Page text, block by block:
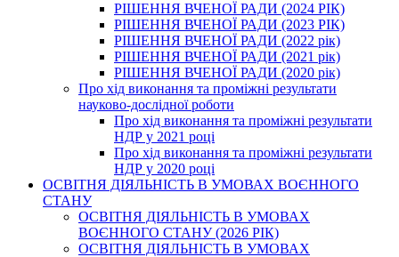
РІШЕННЯ ВЧЕНОЇ РАДИ (2024 РІК)
РІШЕННЯ ВЧЕНОЇ РАДИ (2023 РІК)
РІШЕННЯ ВЧЕНОЇ РАДИ (2022 рік)
РІШЕННЯ ВЧЕНОЇ РАДИ (2021 рік)
РІШЕННЯ ВЧЕНОЇ РАДИ (2020 рік)
Про хід виконання та проміжні результати
науково-дослідної роботи
Про хід виконання та проміжні результати
НДР у 2021 році
Про хід виконання та проміжні результати
НДР у 2020 році
ОСВІТНЯ ДІЯЛЬНІСТЬ В УМОВАХ ВОЄННОГО
СТАНУ
ОСВІТНЯ ДІЯЛЬНІСТЬ В УМОВАХ
ВОЄННОГО СТАНУ (2026 РІК)
ОСВІТНЯ ДІЯЛЬНІСТЬ В УМОВАХ